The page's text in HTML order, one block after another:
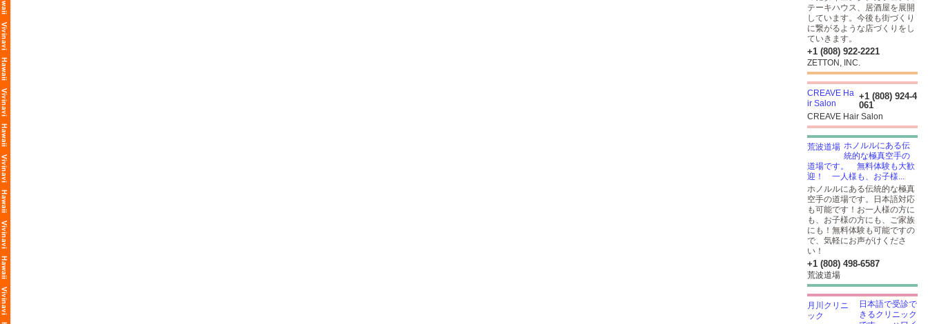
テーキハウス、居酒屋を展開
しています。今後も街づくり
に繋がるような店づくりをし
ていきます。
+1 (808) 922-2221
ZETTON, INC.
+1 (808) 924-4
061
CREAVE Hair Salon
ホノルルにある伝
統的な極真空手の
道場です。 無料体験も大歓
迎！ 一人様も、お子様...
ホノルルにある伝統的な極真
空手の道場です。日本語対応
も可能です！お一人様の方に
も、お子様の方にも、ご家族
にも！無料体験も可能ですの
で、気軽にお声がけくださ
い！
+1 (808) 498-6587
荒波道場
日本語で受診で
きるクリニック